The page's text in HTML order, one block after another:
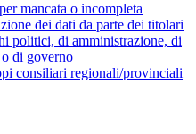
mancata o incompleta
dei dati da parte dei titolari
politici, di amministrazione, di
di governo
consiliari regionali/provinciali